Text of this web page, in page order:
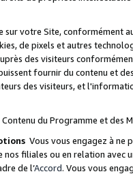
votre Site, conformément
de pixels et autres
des visiteurs
fournir du contenu et
des visiteurs, et
du Programme et des
Vous vous engagez à ne
filiales ou en relation avec
de l’Accord. Vous vous